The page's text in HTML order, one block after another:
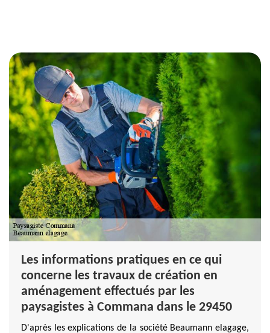
Les informations pratiques en ce qui
concerne les travaux de création en
aménagement effectués par les
paysagistes à Commana dans le 29450
D'après les explications de la société Beaumann elagage,